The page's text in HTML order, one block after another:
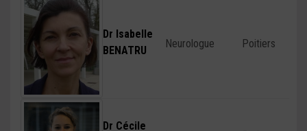
Dr Isabelle
BENATRU
Neurologue Poitiers
Dr Cécile